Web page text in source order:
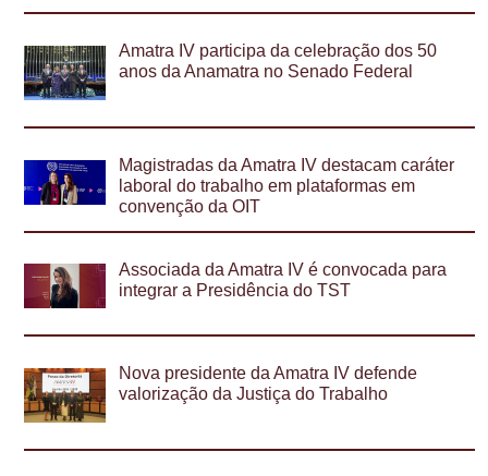
Amatra IV participa da celebração dos 50
anos da Anamatra no Senado Federal
Magistradas da Amatra IV destacam caráter
laboral do trabalho em plataformas em
convenção da OIT
Associada da Amatra IV é convocada para
integrar a Presidência do TST
Nova presidente da Amatra IV defende
valorização da Justiça do Trabalho